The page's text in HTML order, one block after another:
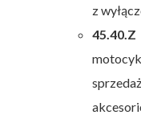
z
45.40.Z